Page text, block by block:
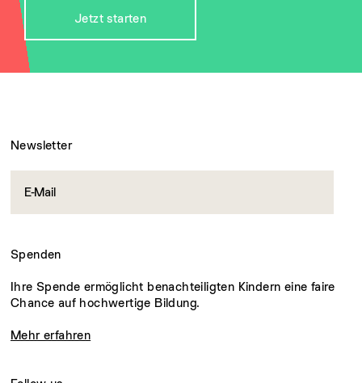
Jetzt starten
Newsletter
Spenden
Ihre Spende ermöglicht benachteiligten Kindern eine faire
Chance auf hochwertige Bildung.
Mehr erfahren